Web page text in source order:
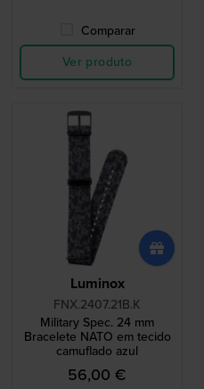
Comparar
Ver produto
Luminox
FNX.2407.21B.K
Military Spec. 24 mm
Bracelete NATO em tecido
camuflado azul
56,00 €